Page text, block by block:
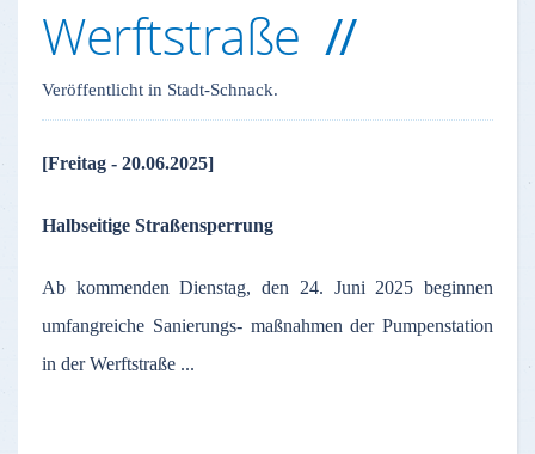
Werftstraße
Veröffentlicht in Stadt-Schnack.
[Freitag - 20.06.2025]
Halbseitige Straßensperrung
Ab kommenden Dienstag, den 24. Juni 2025 beginnen
umfangreiche Sanierungs- maßnahmen der Pumpenstation
in der Werftstraße ...